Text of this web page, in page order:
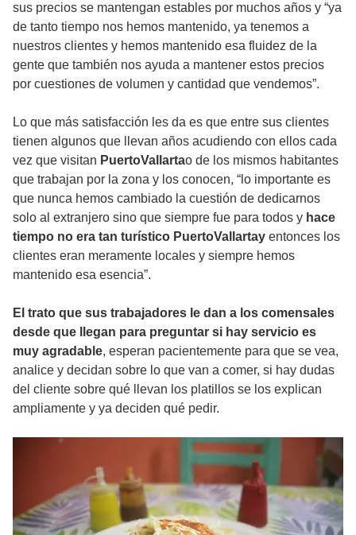
sus precios se mantengan estables por muchos años y “ya
de tanto tiempo nos hemos mantenido, ya tenemos a
nuestros clientes y hemos mantenido esa fluidez de la
gente que también nos ayuda a mantener estos precios
por cuestiones de volumen y cantidad que vendemos”.
Lo que más satisfacción les da es que entre sus clientes
tienen algunos que llevan años acudiendo con ellos cada
vez que visitan PuertoVallartao de los mismos habitantes
que trabajan por la zona y los conocen, “lo importante es
que nunca hemos cambiado la cuestión de dedicarnos
solo al extranjero sino que siempre fue para todos y hace
tiempo no era tan turístico PuertoVallartay entonces los
clientes eran meramente locales y siempre hemos
mantenido esa esencia”.
El trato que sus trabajadores le dan a los comensales
desde que llegan para preguntar si hay servicio es
muy agradable, esperan pacientemente para que se vea,
analice y decidan sobre lo que van a comer, si hay dudas
del cliente sobre qué llevan los platillos se los explican
ampliamente y ya deciden qué pedir.